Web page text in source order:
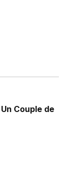
Couple de